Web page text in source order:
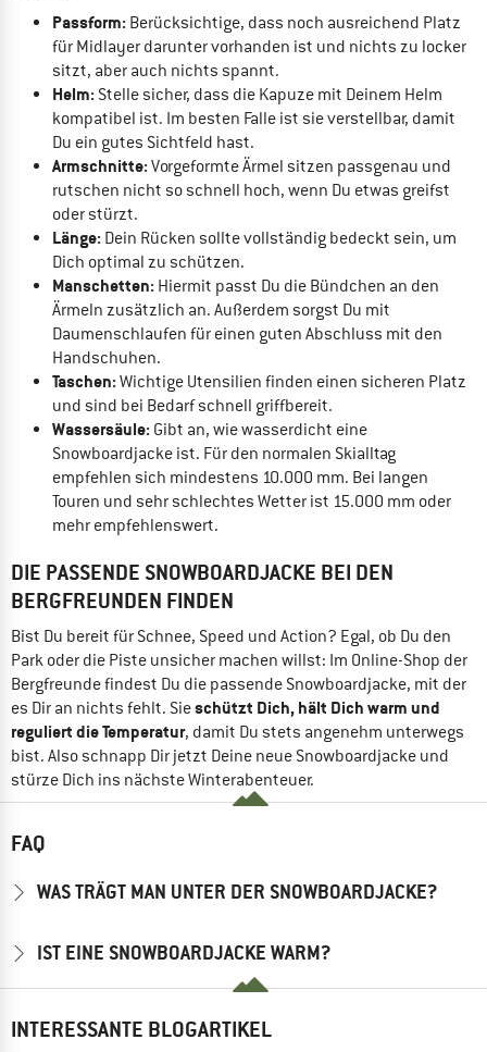
Passform:Berücksichtige, dass noch ausreichend Platz
für Midlayer darunter vorhanden ist und nichts zu locker
sitzt, aber auch nichts spannt.
Helm:Stelle sicher, dass die Kapuze mit Deinem Helm
kompatibel ist. Im besten Falle ist sie verstellbar, damit
Du ein gutes Sichtfeld hast.
Armschnitte:Vorgeformte Ärmel sitzen passgenau und
rutschen nicht so schnell hoch, wenn Du etwas greifst
oder stürzt.
Länge:Dein Rücken sollte vollständig bedeckt sein, um
Dich optimal zu schützen.
Manschetten:Hiermit passt Du die Bündchen an den
Ärmeln zusätzlich an. Außerdem sorgst Du mit
Daumenschlaufen für einen guten Abschluss mit den
Handschuhen.
Taschen:Wichtige Utensilien finden einen sicheren Platz
und sind bei Bedarf schnell griffbereit.
Wassersäule:Gibt an, wie wasserdicht eine
Snowboardjacke ist. Für den normalen Skialltag
empfehlen sich mindestens 10.000 mm. Bei langen
Touren und sehr schlechtes Wetter ist 15.000 mm oder
mehr empfehlenswert.
DIE PASSENDE SNOWBOARDJACKE BEI DEN
BERGFREUNDEN FINDEN
Bist Du bereit für Schnee, Speed und Action? Egal, ob Du den
Park oder die Piste unsicher machen willst: Im Online-Shop der
Bergfreunde findest Du die passende Snowboardjacke, mit der
es Dir an nichts fehlt. Sieschützt Dich, hält Dich warm und
reguliert die Temperatur, damit Du stets angenehm unterwegs
bist. Also schnapp Dir jetzt Deine neue Snowboardjacke und
stürze Dich ins nächste Winterabenteuer.
FAQ
WAS TRÄGT MAN UNTER DER SNOWBOARDJACKE?
IST EINE SNOWBOARDJACKE WARM?
INTERESSANTE BLOGARTIKEL